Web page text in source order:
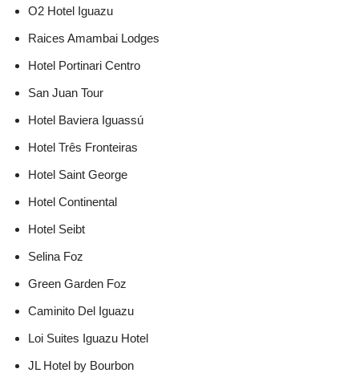
O2 Hotel Iguazu
Raices Amambai Lodges
Hotel Portinari Centro
San Juan Tour
Hotel Baviera Iguassú
Hotel Três Fronteiras
Hotel Saint George
Hotel Continental
Hotel Seibt
Selina Foz
Green Garden Foz
Caminito Del Iguazu
Loi Suites Iguazu Hotel
JL Hotel by Bourbon